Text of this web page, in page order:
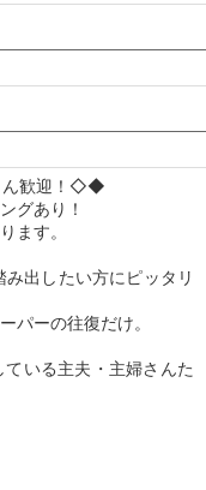
ん歓迎！◇◆
グあり！
ます。
出したい方にピッタリ
パーの往復だけ。
いる主夫・主婦さんた